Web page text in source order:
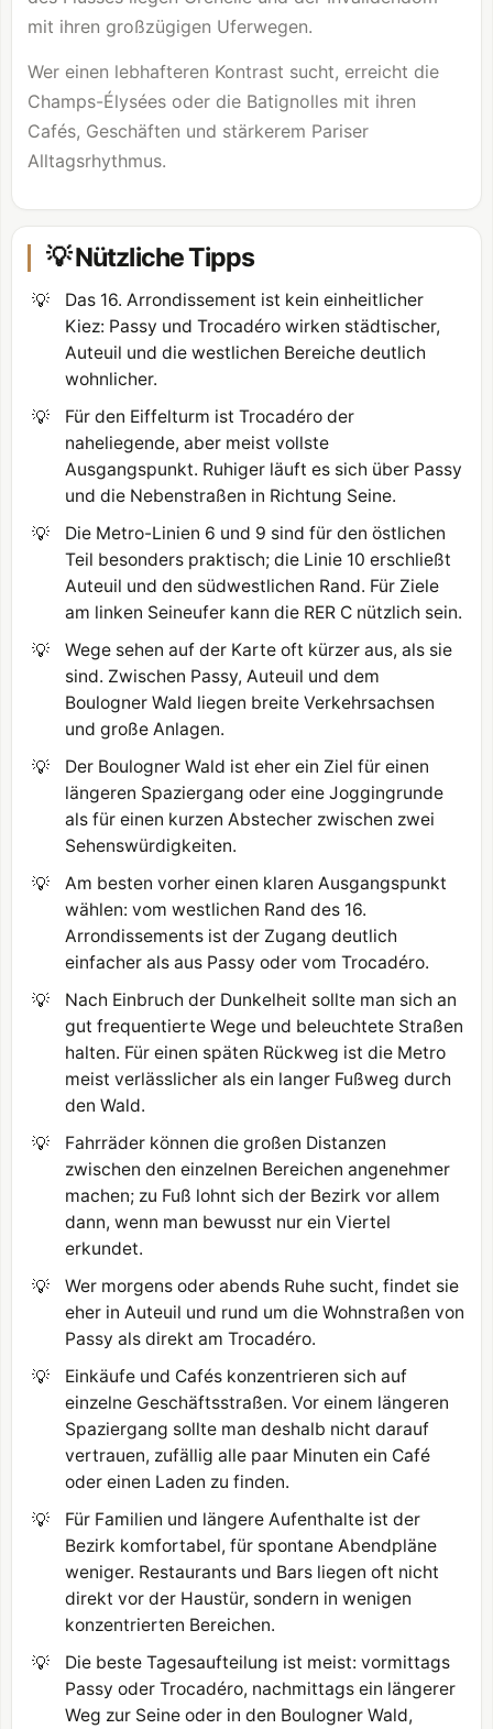
mit ihren großzügigen Uferwegen.
Wer einen lebhafteren Kontrast sucht, erreicht die
Champs-Élysées oder die Batignolles mit ihren
Cafés, Geschäften und stärkerem Pariser
Alltagsrhythmus.
💡 Nützliche Tipps
💡
Das 16. Arrondissement ist kein einheitlicher
Kiez: Passy und Trocadéro wirken städtischer,
Auteuil und die westlichen Bereiche deutlich
wohnlicher.
💡
Für den Eiffelturm ist Trocadéro der
naheliegende, aber meist vollste
Ausgangspunkt. Ruhiger läuft es sich über Passy
und die Nebenstraßen in Richtung Seine.
💡
Die Metro-Linien 6 und 9 sind für den östlichen
Teil besonders praktisch; die Linie 10 erschließt
Auteuil und den südwestlichen Rand. Für Ziele
am linken Seineufer kann die RER C nützlich sein.
💡
Wege sehen auf der Karte oft kürzer aus, als sie
sind. Zwischen Passy, Auteuil und dem
Boulogner Wald liegen breite Verkehrsachsen
und große Anlagen.
💡
Der Boulogner Wald ist eher ein Ziel für einen
längeren Spaziergang oder eine Joggingrunde
als für einen kurzen Abstecher zwischen zwei
Sehenswürdigkeiten.
💡
Am besten vorher einen klaren Ausgangspunkt
wählen: vom westlichen Rand des 16.
Arrondissements ist der Zugang deutlich
einfacher als aus Passy oder vom Trocadéro.
💡
Nach Einbruch der Dunkelheit sollte man sich an
gut frequentierte Wege und beleuchtete Straßen
halten. Für einen späten Rückweg ist die Metro
meist verlässlicher als ein langer Fußweg durch
den Wald.
💡
Fahrräder können die großen Distanzen
zwischen den einzelnen Bereichen angenehmer
machen; zu Fuß lohnt sich der Bezirk vor allem
dann, wenn man bewusst nur ein Viertel
erkundet.
💡
Wer morgens oder abends Ruhe sucht, findet sie
eher in Auteuil und rund um die Wohnstraßen von
Passy als direkt am Trocadéro.
💡
Einkäufe und Cafés konzentrieren sich auf
einzelne Geschäftsstraßen. Vor einem längeren
Spaziergang sollte man deshalb nicht darauf
vertrauen, zufällig alle paar Minuten ein Café
oder einen Laden zu finden.
💡
Für Familien und längere Aufenthalte ist der
Bezirk komfortabel, für spontane Abendpläne
weniger. Restaurants und Bars liegen oft nicht
direkt vor der Haustür, sondern in wenigen
konzentrierten Bereichen.
💡
Die beste Tagesaufteilung ist meist: vormittags
Passy oder Trocadéro, nachmittags ein längerer
Weg zur Seine oder in den Boulogner Wald,